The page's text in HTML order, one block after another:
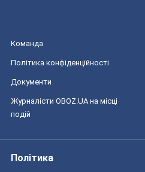
Команда
Політика конфіденційності
Документи
Журналісти OBOZ.UA на місці
подій
Політика